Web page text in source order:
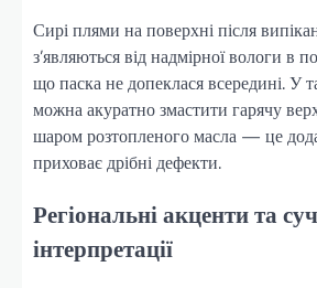
Сирі плями на поверхні після
з’являються від надмірної вологи в
що паска не допеклася всередині. У
можна акуратно змастити гарячу
шаром розтопленого масла — це
приховає дрібні дефекти.
Регіональні акценти та
інтерпретації